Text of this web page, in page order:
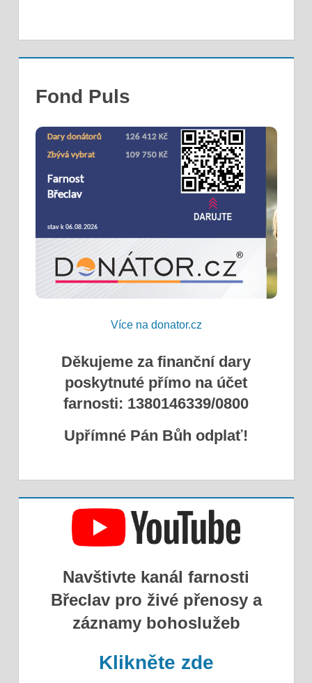
Fond Puls
Více na donator.cz
Děkujeme za finanční dary
poskytnuté přímo na účet
farnosti: 1380146339/0800
Upřímné Pán Bůh odplať!
Navštivte kanál farnosti
Břeclav pro živé přenosy a
záznamy bohoslužeb
Klikněte zde